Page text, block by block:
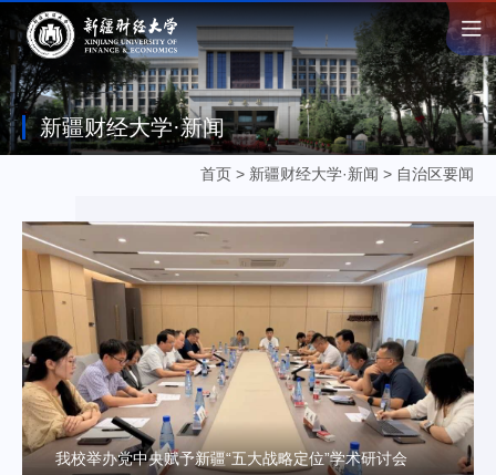
新疆财经大学·新闻
首页 > 新疆财经大学·新闻 > 自治区要闻
我校举办党中央赋予新疆“五大战略定位”学术研讨会